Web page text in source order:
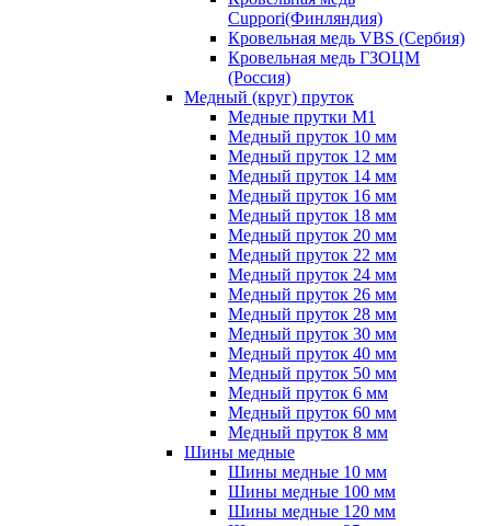
Cuppori(Финляндия)
Кровельная медь VBS (Сербия)
Кровельная медь ГЗОЦМ
(Россия)
Медный (круг) пруток
Медные прутки М1
Медный пруток 10 мм
Медный пруток 12 мм
Медный пруток 14 мм
Медный пруток 16 мм
Медный пруток 18 мм
Медный пруток 20 мм
Медный пруток 22 мм
Медный пруток 24 мм
Медный пруток 26 мм
Медный пруток 28 мм
Медный пруток 30 мм
Медный пруток 40 мм
Медный пруток 50 мм
Медный пруток 6 мм
Медный пруток 60 мм
Медный пруток 8 мм
Шины медные
Шины медные 10 мм
Шины медные 100 мм
Шины медные 120 мм